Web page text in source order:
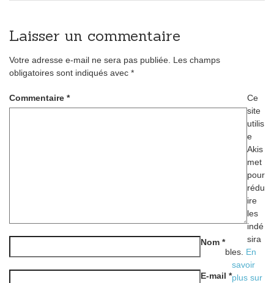
Laisser un commentaire
Votre adresse e-mail ne sera pas publiée. Les champs
obligatoires sont indiqués avec *
Commentaire *
Nom *
E-mail *
Ce
site
utilis
e
Akis
met
pour
rédu
ire
les
indé
sira
bles. En
savoir
plus sur